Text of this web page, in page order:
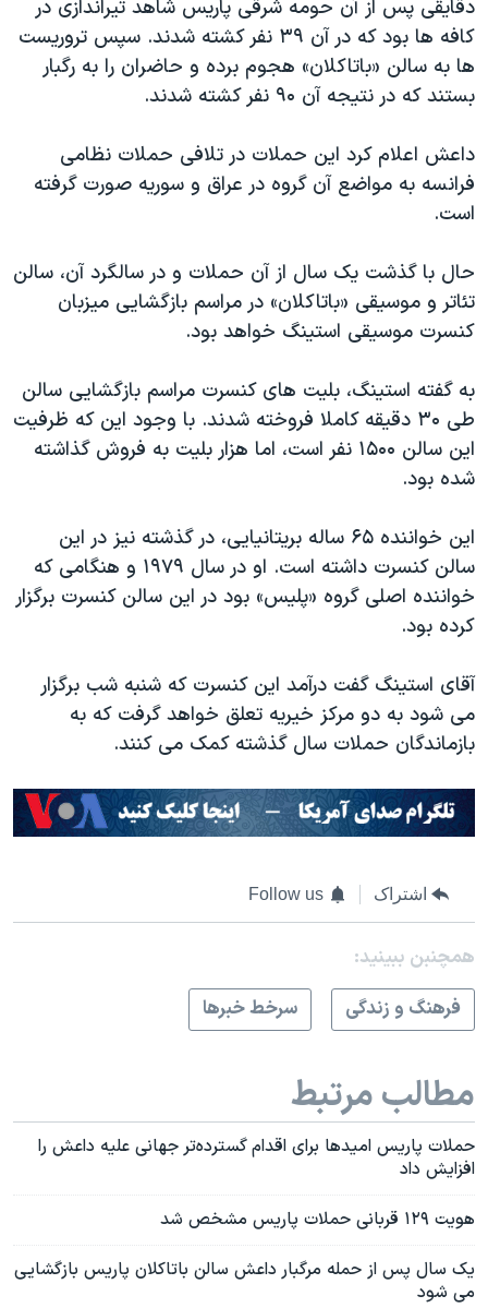
دقایقی پس از آن حومه شرقی پاریس شاهد تیراندازی در
کافه ها بود که در آن ۳۹ نفر کشته شدند. سپس تروریست
ها به سالن «باتاکلان» هجوم برده و حاضران را به رگبار
بستند که در نتیجه آن ۹۰ نفر کشته شدند.
داعش اعلام کرد این حملات در تلافی حملات نظامی
فرانسه به مواضع آن گروه در عراق و سوریه صورت گرفته
است.
حال با گذشت یک سال از آن حملات و در سالگرد آن، سالن
تئاتر و موسیقی «باتاکلان» در مراسم بازگشایی میزبان
کنسرت موسیقی استینگ خواهد بود.
به گفته استینگ، بلیت های کنسرت مراسم بازگشایی سالن
طی ۳۰ دقیقه کاملا فروخته شدند. با وجود این که ظرفیت
این سالن ۱۵۰۰ نفر است، اما هزار بلیت به فروش گذاشته
شده بود.
این خواننده ۶۵ ساله بریتانیایی، در گذشته نیز در این
سالن کنسرت داشته است. او در سال ۱۹۷۹ و هنگامی که
خواننده اصلی گروه «پلیس» بود در این سالن کنسرت برگزار
کرده بود.
آقای استینگ گفت درآمد این کنسرت که شنبه شب برگزار
می شود به دو مرکز خیریه تعلق خواهد گرفت که به
بازماندگان حملات سال گذشته کمک می کنند.
اشتراک Follow us
همچنبن ببینید:
فرهنگ و زندگی
سرخط خبرها
مطالب مرتبط
حملات پاریس امیدها برای اقدام گسترده‌تر جهانی علیه داعش را
افزایش داد
هویت ۱۲۹ قربانی حملات پاریس مشخص شد
یک سال پس از حمله مرگبار داعش سالن باتاکلان پاریس بازگشایی
می شود